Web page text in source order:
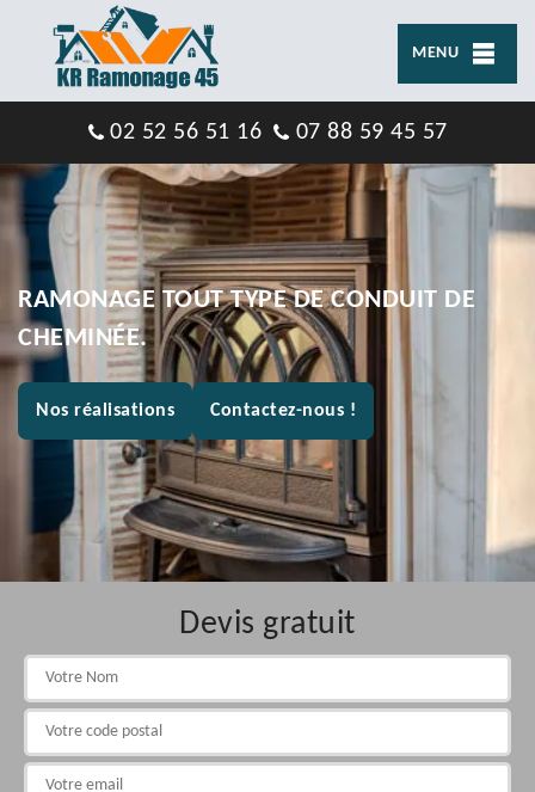
MENU
02 52 56 51 16 07 88 59 45 57
RAMONAGE TOUT TYPE DE CONDUIT DE
CHEMINÉE.
Nos réalisations Contactez-nous !
Devis gratuit